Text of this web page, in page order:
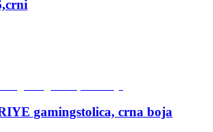
gamingstolica, crna boja